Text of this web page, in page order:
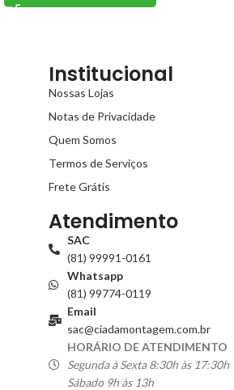
Institucional
Nossas Lojas
Notas de Privacidade
Quem Somos
Termos de Serviços
Frete Grátis
Atendimento
SAC
(81) 99991-0161
Whatsapp
(81) 99774-0119
Email
sac@ciadamontagem.com.br
HORÁRIO DE ATENDIMENTO
Segunda à Sexta 8:30h às 17:30h
Sábado 9h às 13h